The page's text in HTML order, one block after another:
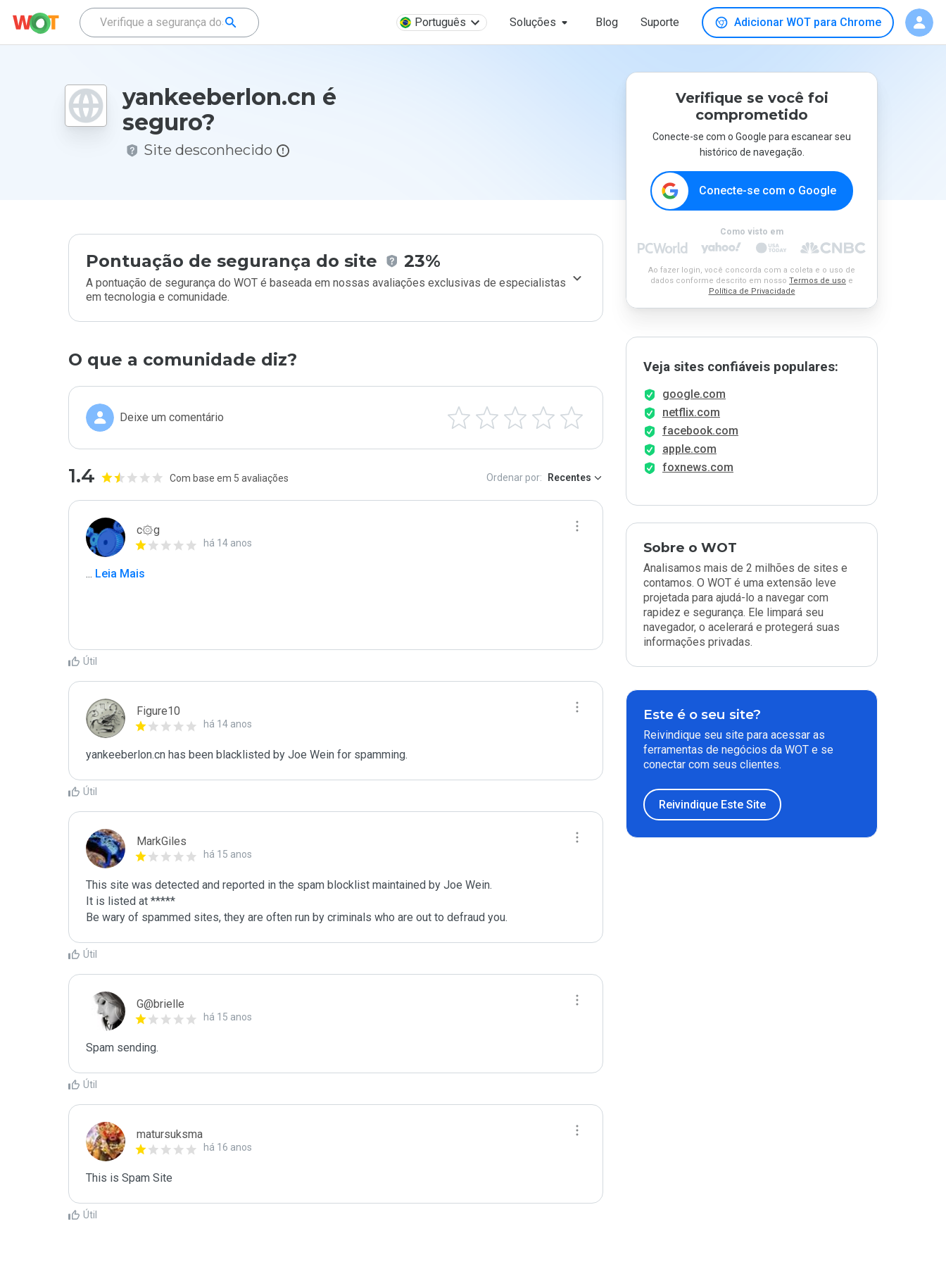
Português Soluções Blog Suporte Adicionar WOT para Chrome
yankeeberlon.cn é
seguro?
Site desconhecido
Pontuação de segurança do site 23%
A pontuação de segurança do WOT é baseada em nossas avaliações exclusivas de especialistas
em tecnologia e comunidade.
O que a comunidade diz?
Deixe um comentário
1.4 Com base em 5 avaliações Ordenar por: Recentes
c۞g
há 14 anos
... Leia Mais
Útil
Figure10
há 14 anos
yankeeberlon.cn has been blacklisted by Joe Wein for spamming.
Útil
MarkGiles
há 15 anos
This site was detected and reported in the spam blocklist maintained by Joe Wein.
It is listed at *****
Be wary of spammed sites, they are often run by criminals who are out to defraud you.
Útil
G@brielle
há 15 anos
Spam sending.
Útil
matursuksma
há 16 anos
This is Spam Site
Útil
Verifique se você foi
comprometido
Conecte-se com o Google para escanear seu
histórico de navegação.
Conecte-se com o Google
Como visto em
Ao fazer login, você concorda com a coleta e o uso de
dados conforme descrito em nosso Termos de uso e
Política de Privacidade
Veja sites confiáveis populares:
google.com
netflix.com
facebook.com
apple.com
foxnews.com
Sobre o WOT
Analisamos mais de 2 milhões de sites e
contamos. O WOT é uma extensão leve
projetada para ajudá-lo a navegar com
rapidez e segurança. Ele limpará seu
navegador, o acelerará e protegerá suas
informações privadas.
Este é o seu site?
Reivindique seu site para acessar as
ferramentas de negócios da WOT e se
conectar com seus clientes.
Reivindique Este Site